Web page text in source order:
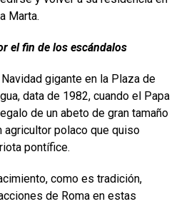
Marta.
el fin de los escándalos
gigante en la Plaza de
data de 1982, cuando el Papa
de un abeto de gran tamaño
agricultor polaco que quiso
pontífice.
como es tradición,
de Roma en estas